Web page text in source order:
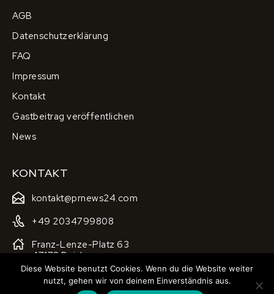
AGB
Datenschutzerklärung
FAQ
Impressum
Kontakt
Gastbeitrag veröffentlichen
News
KONTAKT
kontakt@prnews24.com
+49 2034799808
Franz-Lenze-Platz 63
47178 Duisburg
Diese Website benutzt Cookies. Wenn du die Website weiter
nutzt, gehen wir von deinem Einverständnis aus.